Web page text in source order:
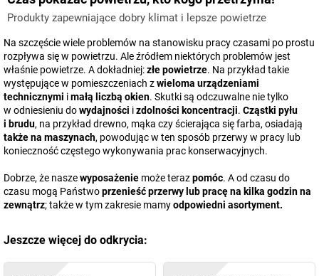
Produkty zapewniające dobry klimat i lepsze powietrze
Na szczęście wiele problemów na stanowisku pracy czasami po prostu
rozpływa się w powietrzu. Ale źródłem niektórych problemów jest
właśnie powietrze. A dokładniej:złe powietrze. Na przykład takie
występujące w pomieszczeniach zwieloma urządzeniami
technicznymi imałą liczbą okien. Skutki są odczuwalne nie tylko
w odniesieniu dowydajności izdolności koncentracji. Cząstki pyłu
i brudu, na przykład drewno, mąka czy ścierająca się farba, osiadają
także na maszynach, powodując w ten sposób przerwy w pracy lub
konieczność częstego wykonywania prac konserwacyjnych.
Dobrze, że naszewyposażenie może terazpomóc. A od czasu do
czasu mogą Państwoprzenieść przerwy lub pracęna kilka godzin na
zewnątrz; także w tym zakresie mamyodpowiedni asortyment.
Jeszcze więcej do odkrycia: